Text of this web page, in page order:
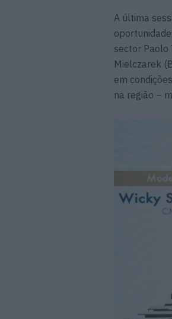
A última
sector Paolo
Mielczarek
em
na região –